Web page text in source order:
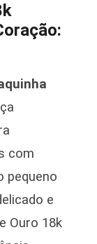
com
pequeno
e
Ouro 18k